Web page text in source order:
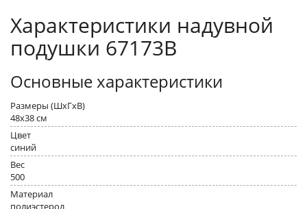
Характеристики надувной
подушки 67173B
Основные характеристики
Размеры (ШxГxВ)
48x38 см
Цвет
синий
Вес
500
Материал
полиэстерол